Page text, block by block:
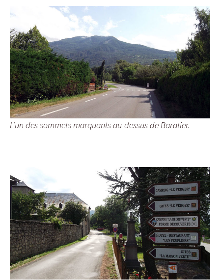
L’un des sommets marquants au-dessus de Baratier.